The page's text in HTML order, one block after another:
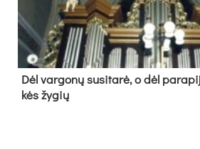
Dėl var­go­nų su­si­ta­rė, o dėl
kės žy­gių